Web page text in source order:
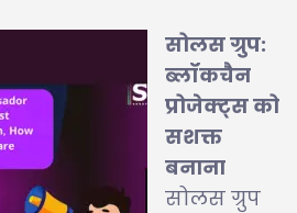
सोलस ग्रुप:
ब्लॉकचैन
प्रोजेक्ट्स को
सशक्त
बनाना
सोलस ग्रुप